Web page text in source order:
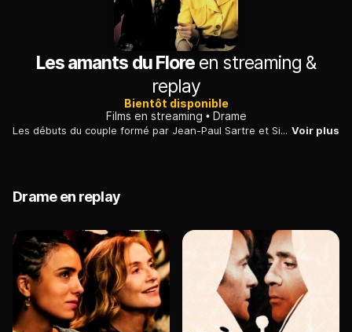
Les amants du Flore en streaming &
replay
Bientôt disponible
Films en streaming
Drame
Les débuts du couple formé par Jean-Paul Sartre et Simone de Beauvoir, libéré des conventions bourgeoises, prélude à l'édification de leur oeuvre littéraire. Voir plus
Drame en replay